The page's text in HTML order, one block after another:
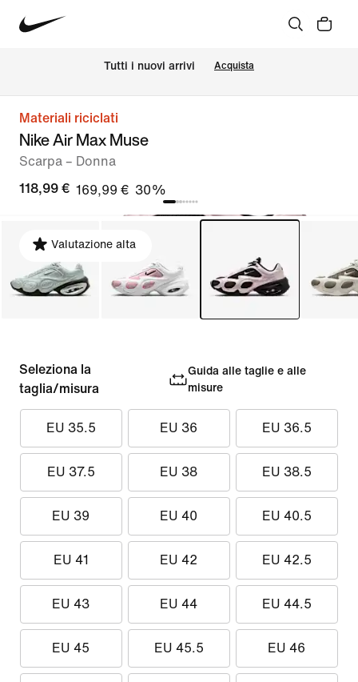
Tutti i nuovi arrivi Acquista
Materiali riciclati
Nike Air Max Muse
Scarpa – Donna
118,99 € 169,99 € 30%
Valutazione alta
Seleziona la
taglia/misura
Guida alle taglie e alle
misure
EU 35.5 EU 36 EU 36.5
EU 37.5 EU 38 EU 38.5
EU 39 EU 40 EU 40.5
EU 41 EU 42 EU 42.5
EU 43 EU 44 EU 44.5
EU 45 EU 45.5 EU 46